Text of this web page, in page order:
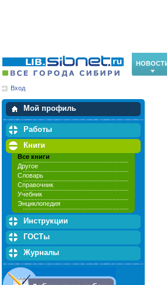
Вход
Мой профиль
Мои закладки
Работы
Книги
Все книги
Другое
Словарь
Справочник
Учебник
Энциклопедия
Инструкции
ГОСТы
Журналы